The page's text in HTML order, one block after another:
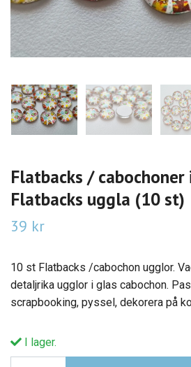
Flatbacks / cabochoner
Flatbacks uggla (10 st)
39 kr
10 st Flatbacks /cabochon ugglor.
detaljrika ugglor i glas cabochon.
scrapbooking, pyssel, dekorera på
I lager.